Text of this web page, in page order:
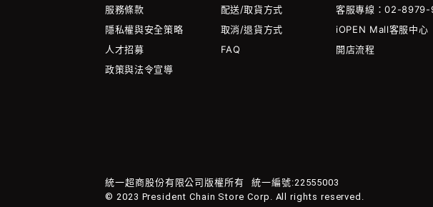
服務條款
隱私權與安全策略
人才招募
政策與法令宣導
配送/取貨方式
取消/退貨方式
FAQ
客服專線：02-
iOPEN Mall客服中心
開店流程
統一超商股份有限公司版權所有
統一編號:22555003
© 2023 President Chain Store Corp. All rights reserved.